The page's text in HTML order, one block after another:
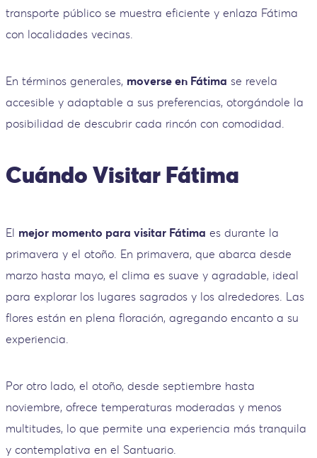
transporte público se muestra eficiente y enlaza Fátima
con localidades vecinas.
En términos generales, moverse en Fátima se revela
accesible y adaptable a sus preferencias, otorgándole la
posibilidad de descubrir cada rincón con comodidad.
Cuándo Visitar Fátima
El mejor momento para visitar Fátima es durante la
primavera y el otoño. En primavera, que abarca desde
marzo hasta mayo, el clima es suave y agradable, ideal
para explorar los lugares sagrados y los alrededores. Las
flores están en plena floración, agregando encanto a su
experiencia.
Por otro lado, el otoño, desde septiembre hasta
noviembre, ofrece temperaturas moderadas y menos
multitudes, lo que permite una experiencia más tranquila
y contemplativa en el Santuario.